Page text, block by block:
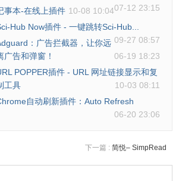
享功能，点选右上角的另一按钮
接或内嵌（Embed）程式码，如果你想
也可编辑内容，只要将「Show editable
产生可编辑的分享链结，或者透过底下
、Twitter 和 Google+ 等社群网站。
07-12 23:15
事本-在线上插件 10-08 10:04
Hub Now插件 - 一键跳转Sci-Hub...
09-27 08:57
：广告拦截器，让你远
广告和弹窗！
06-19 18:23
POPPER插件 - URL 网址链接显示和复
工具
10-03 08:11
自动刷新插件：Auto Refresh
06-20 23:06
下一篇 : 简悦– SimpRead